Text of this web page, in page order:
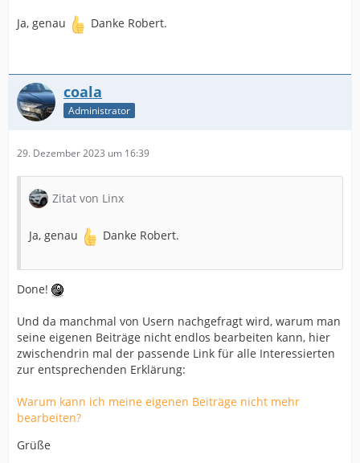
Ja, genau Danke Robert.
coala
Administrator
29. Dezember 2023 um 16:39
Zitat von Linx
Ja, genau Danke Robert.
Done!
Und da manchmal von Usern nachgefragt wird, warum man
seine eigenen Beiträge nicht endlos bearbeiten kann, hier
zwischendrin mal der passende Link für alle Interessierten
zur entsprechenden Erklärung:
Warum kann ich meine eigenen Beiträge nicht mehr
bearbeiten?
Grüße